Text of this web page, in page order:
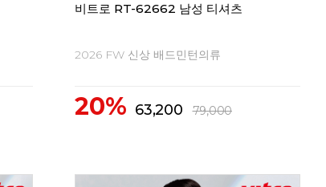
비트로 PT-62632 남성 티셔츠
2026 FW 신상 배드민턴의류
20% 71,200 89,000